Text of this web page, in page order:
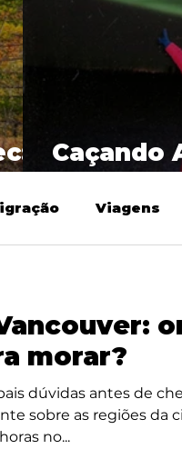
Caçando
norte do
Viagens
morar?
dúvidas antes de
sobre as regiões da
no...